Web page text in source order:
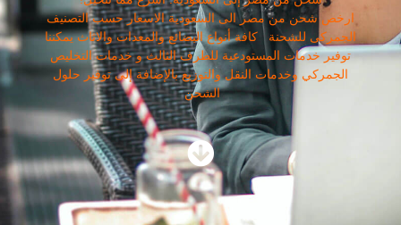
ارخص شحن من مصر الى السعودية الاسعار حسب التصنيف
الجمركى للشحنة كافة أنواع البضائع والمعدات والاثاث يمكننا
توفير خدمات المستودعية للطرف الثالث و خدمات التخليص
الجمركي وخدمات النقل والتوزيع بالإضافة إلى توفير حلول
الشحن